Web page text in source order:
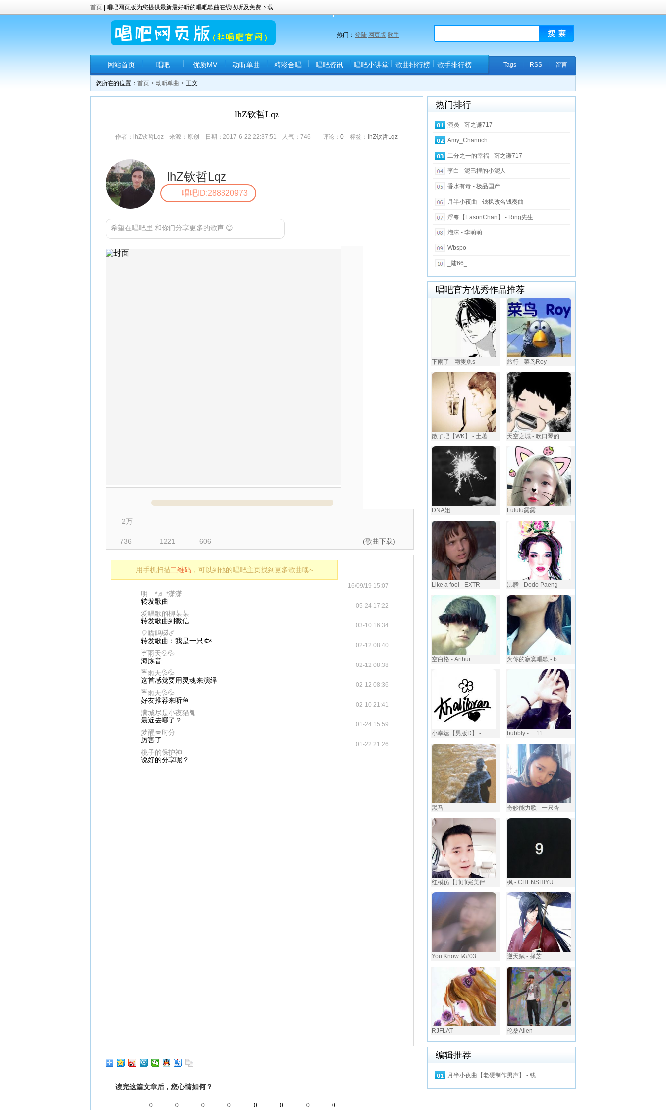
首页 | 唱吧网页版为您提供最新最好听的唱吧歌曲在线收听及免费下载
热门： 登陆 网页版 歌手
网站首页 唱吧 优质MV 动听单曲 精彩合唱 唱吧资讯 唱吧小讲堂 歌曲排行榜 歌手排行榜 Tags| RSS| 留言
您所在的位置： 首页 > 动听单曲 > 正文
lhZ钦哲Lqz
作者：lhZ钦哲Lqz 来源：原创 日期：2017-6-22 22:37:51 人气： 746 评论： 0 标签： lhZ钦哲Lqz
lhZ钦哲Lqz
唱吧ID:288320973
希望在唱吧里 和你们分享更多的歌声 😊
2万
736 1221 606 (歌曲下载)
用手机扫描二维码 ，可以到他的唱吧主页找到更多歌曲噢~
明﹉*♬ *潇潇...
16/09/19 15:07
转发歌曲
爱唱歌的柳某某
05-24 17:22
转发歌曲到微信
🎈喵呜🐱☄️
03-10 16:34
转发歌曲：我是一只🐟
☔雨天💦💦
02-12 08:40
海豚音
☔雨天💦💦
02-12 08:38
这首感觉要用灵魂来演绎
☔雨天💦💦
02-12 08:36
好友推荐来听鱼
满城尽是小夜猫🐈
02-10 21:41
最近去哪了？
梦醒💋时分
01-24 15:59
厉害了
桃子的保护神
01-22 21:26
说好的分享呢？
读完这篇文章后，您心情如何？
0 0 0 0 0 0 0 0
热门排行
演员 - 薛之谦717
Amy_Chanrich
二分之一的幸福 - 薛之谦717
李白 - 泥巴捏的小泥人
香水有毒 - 极品国产
月半小夜曲 - 钱枫改名钱奏曲
浮夸【EasonChan】 - Ring先生
泡沫 - 李萌萌
Wbspo
_陆66_
唱吧官方优秀作品推荐
下雨了 - 兩隻魚s 旅行 - 菜鸟Roy
散了吧【WK】 - 土著 天空之城 - 吹口琴的
DNA姐 Lululu露露
Like a fool - EXTR 沸腾 - Dodo Paeng
空白格 - Arthur 为你的寂寞唱歌 - b
小幸运【男版D】 - bubbly - …11…
黑马 奇妙能力歌 - 一只杏
红模仿【帅帅完美伴 枫 - CHENSHIYU
You Know I&#03 逆天赋 - 择芝
RJFLAT 伦桑Allen
编辑推荐
月半小夜曲【老硬制作男声】 - 钱…